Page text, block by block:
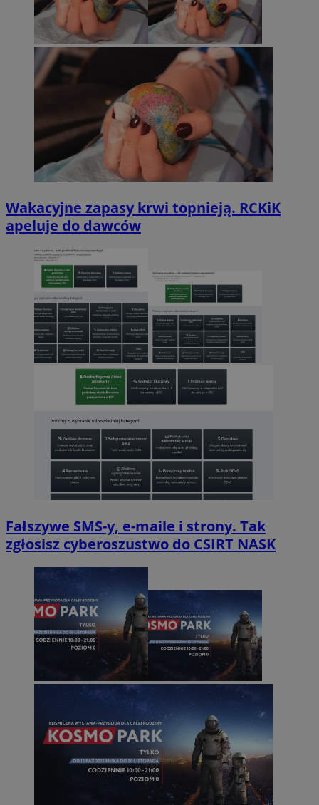
Wakacyjne zapasy krwi topnieją. RCKiK
apeluje do dawców
Fałszywe SMS-y, e-maile i strony. Tak
zgłosisz cyberoszustwo do CSIRT NASK